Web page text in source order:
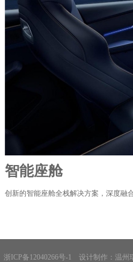
智能座舱
创新的智能座舱全栈解决方案，深度融
浙ICP备12040266号-1 设计制作：温州